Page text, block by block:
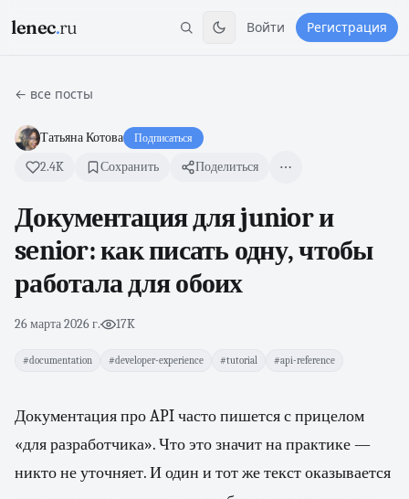
lenec.ru Войти Регистрация
← все посты
Татьяна Котова Подписаться
2.4K Сохранить Поделиться
Документация для junior и
senior: как писать одну, чтобы
работала для обоих
26 марта 2026 г.· 17K
#documentation #developer-experience #tutorial #api-reference
Документация про API часто пишется с прицелом
«для разработчика». Что это значит на практике —
никто не уточняет. И один и тот же текст оказывается